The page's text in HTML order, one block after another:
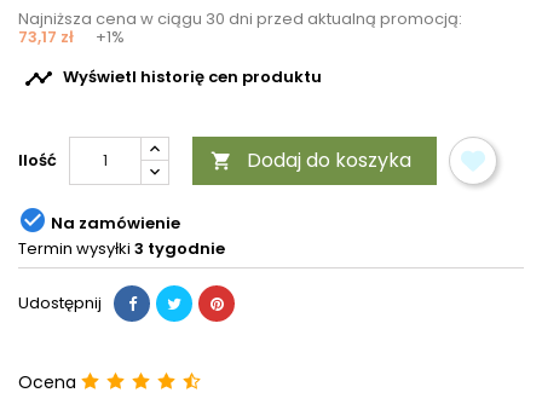
Najniższa cena w ciągu 30 dni przed aktualną promocją:
73,17 zł +1%
 Wyświetl historię cen produktu
Ilość  Dodaj do koszyka
 Na zamówienie
Termin wysyłki 3 tygodnie
Udostępnij
Ocena